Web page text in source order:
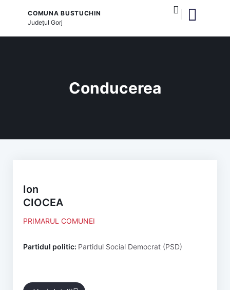
COMUNA BUSTUCHIN
JudețulGorj
Conducerea
Ion
CIOCEA
PRIMARUL COMUNEI
Partidul politic: Partidul Social Democrat (PSD)